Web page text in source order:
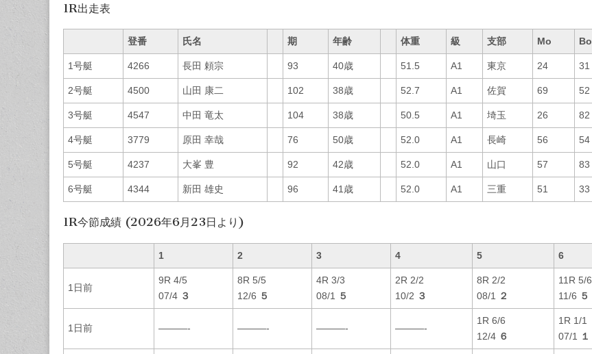
1R出走表
登番 氏名 期 年齢 体重 級 支部 Mo Bo
1号艇 4266 長田 頼宗 93 40歳 51.5 A1 東京 24 31
2号艇 4500 山田 康二 102 38歳 52.7 A1 佐賀 69 52
3号艇 4547 中田 竜太 104 38歳 50.5 A1 埼玉 26 82
4号艇 3779 原田 幸哉 76 50歳 52.0 A1 長崎 56 54
5号艇 4237 大峯 豊 92 42歳 52.0 A1 山口 57 83
6号艇 4344 新田 雄史 96 41歳 52.0 A1 三重 51 33
1R今節成績 (2026年6月23日より)
1 2 3 4 5 6
1日前
9R 4/5
07/4 ３
8R 5/5
12/6 ５
4R 3/3
08/1
５
2R 2/2
10/2 ３
8R 2/2
08/1
２
11R 5/6
11/6 ５
1日前 ———- ———- ———- ———-
1R 6/6
12/4 ６
1R 1/1
07/1
１